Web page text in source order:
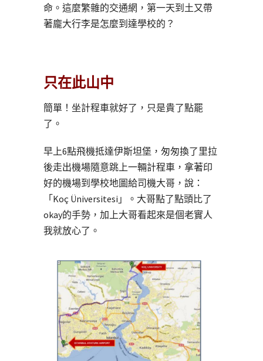
命。這麼繁雜的交通網，第一天到土又帶
著龐大行李是怎麼到達學校的？
只在此山中
簡單！坐計程車就好了，只是貴了點罷
了。
早上6點飛機抵達伊斯坦堡，匆匆換了里拉
後走出機場隨意跳上一輛計程車，拿著印
好的機場到學校地圖給司機大哥，說：
「Koç Üniversitesi」。大哥點了點頭比了
okay的手勢，加上大哥看起來是個老實人
我就放心了。